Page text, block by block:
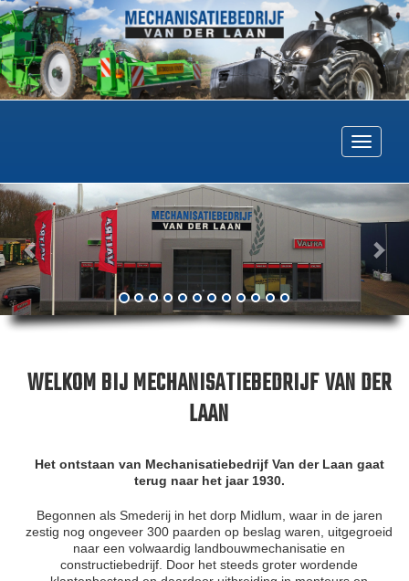
WELKOM BIJ MECHANISATIEBEDRIJFVAN DER
LAAN
Het ontstaan van Mechanisatiebedrijf Van der Laan gaat
terug naar het jaar 1930.
Begonnen als Smederij in het dorp Midlum, waar in de jaren
zestig nog ongeveer 300 paarden op beslag waren, uitgegroeid
naar een volwaardig landbouwmechanisatie en
constructiebedrijf. Door het steeds groter wordende